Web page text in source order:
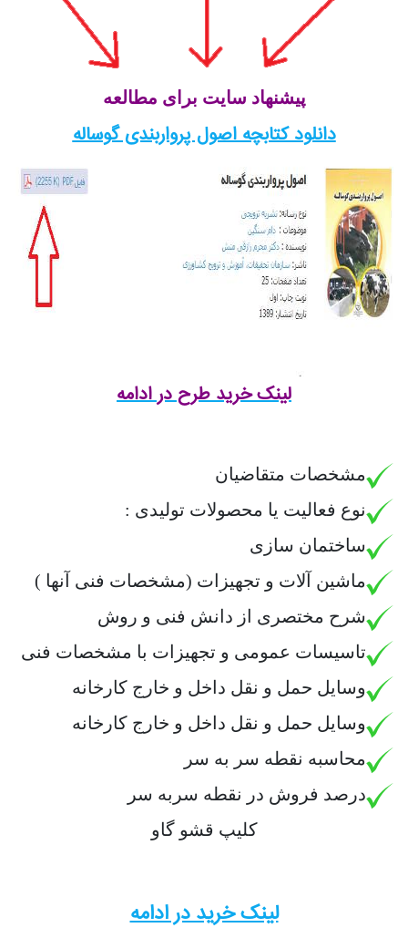
پیشنهاد سایت برای مطالعه
دانلود کتابچه اصول پرواربندی گوساله
لینک خرید طرح در ادامه
مشخصات متقاضیان
نوع فعالیت یا محصولات تولیدی :
ساختمان سازی
ماشین آلات و تجهیزات (مشخصات فنی آنها )
شرح مختصری از دانش فنی و روش
تاسیسات عمومی و تجهیزات با مشخصات فنی
وسایل حمل و نقل داخل و خارج کارخانه
وسایل حمل و نقل داخل و خارج کارخانه
محاسبه نقطه سر به سر
درصد فروش در نقطه سربه سر
کلیپ قشو گاو
لینک خرید در ادامه